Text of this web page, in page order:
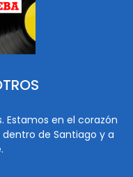
Estamos en el corazón
de Santiago y a